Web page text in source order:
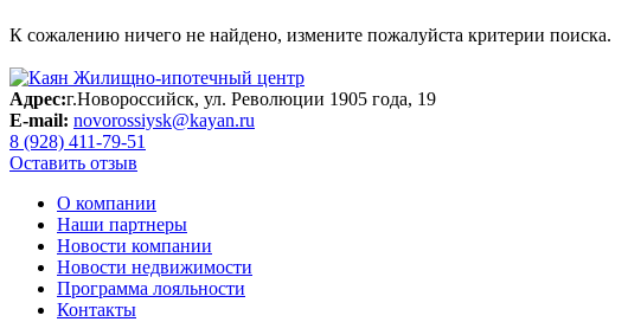
К сожалению ничего не найдено, измените пожалуйста критерии поиска.
Адрес:г.Новороссийск, ул. Революции 1905 года, 19
E-mail: novorossiysk@kayan.ru
8 (928) 411-79-51
Оставить отзыв
О компании
Наши партнеры
Новости компании
Новости недвижимости
Программа лояльности
Контакты